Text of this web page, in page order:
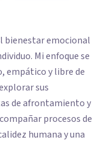
bienestar emocional
Mi enfoque se
empático y libre de
sus
de afrontamiento y
procesos de
humana y una